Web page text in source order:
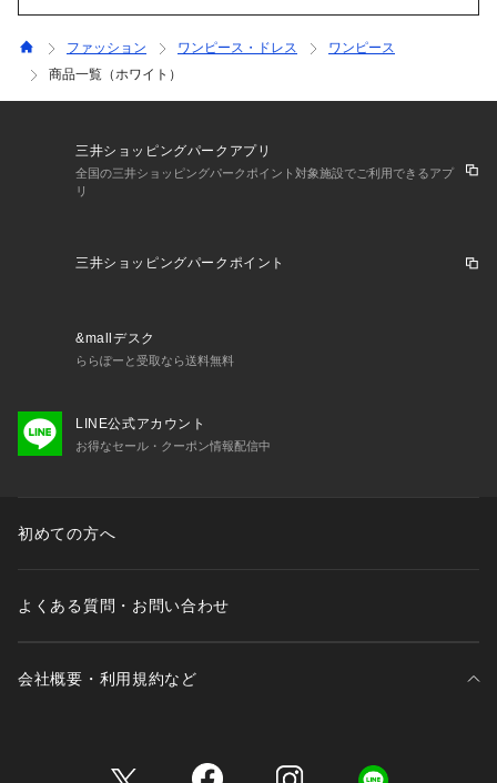
ファッション ワンピース・ドレス
ワンピース
商品一覧（ホワイト）
三井ショッピングパークアプリ
全国の三井ショッピングパークポイント対象施設でご利用できるアプ
リ
三井ショッピングパークポイント
&mallデスク
ららぽーと受取なら送料無料
LINE公式アカウント
お得なセール・クーポン情報配信中
初めての方へ
よくある質問・お問い合わせ
会社概要・利用規約など